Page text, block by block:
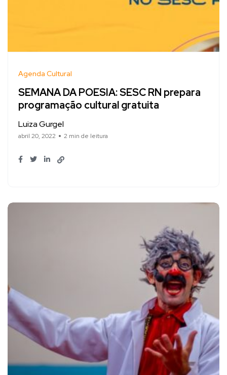
Agenda Cultural
SEMANA DA POESIA: SESC RN prepara
programação cultural gratuita
Luiza Gurgel
abril 20, 2022 2 min de leitura